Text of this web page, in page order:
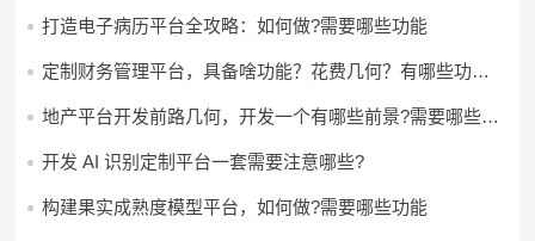
打造电子病历平台全攻略：如何做?需要哪些功能
定制财务管理平台，具备啥功能？花费几何？有哪些功能?
地产平台开发前路几何，开发一个有哪些前景?需要哪些费
开发 AI 识别定制平台一套需要注意哪些?
构建果实成熟度模型平台，如何做?需要哪些功能